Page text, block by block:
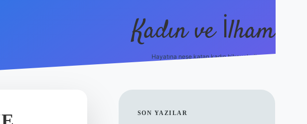
Kadın ve İlham
Hayatına neşe katan kadın hikayeleri!
SIDEBAR
SON YAZILAR
Betexper giriş adresi